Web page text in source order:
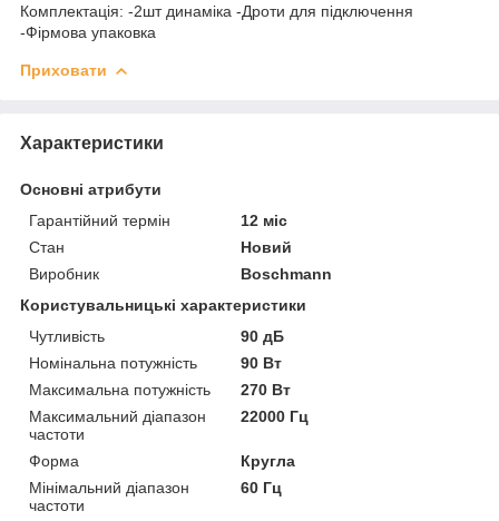
Комплектація: -2шт динаміка -Дроти для підключення
-Фірмова упаковка
Приховати
Характеристики
Основні атрибути
Гарантійний термін
12 міс
Стан
Новий
Виробник
Boschmann
Користувальницькі характеристики
Чутливість
90 дБ
Номінальна потужність
90 Вт
Максимальна потужність
270 Вт
Максимальний діапазон
частоти
22000 Гц
Форма
Кругла
Мінімальний діапазон
частоти
60 Гц